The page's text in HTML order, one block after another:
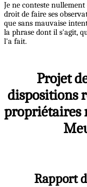
Je ne conteste
droit de faire ses
que sans mauvaise
la phrase dont il s'agit,
l'a fait.
Projet
dispositions
propriétaires
Rapport